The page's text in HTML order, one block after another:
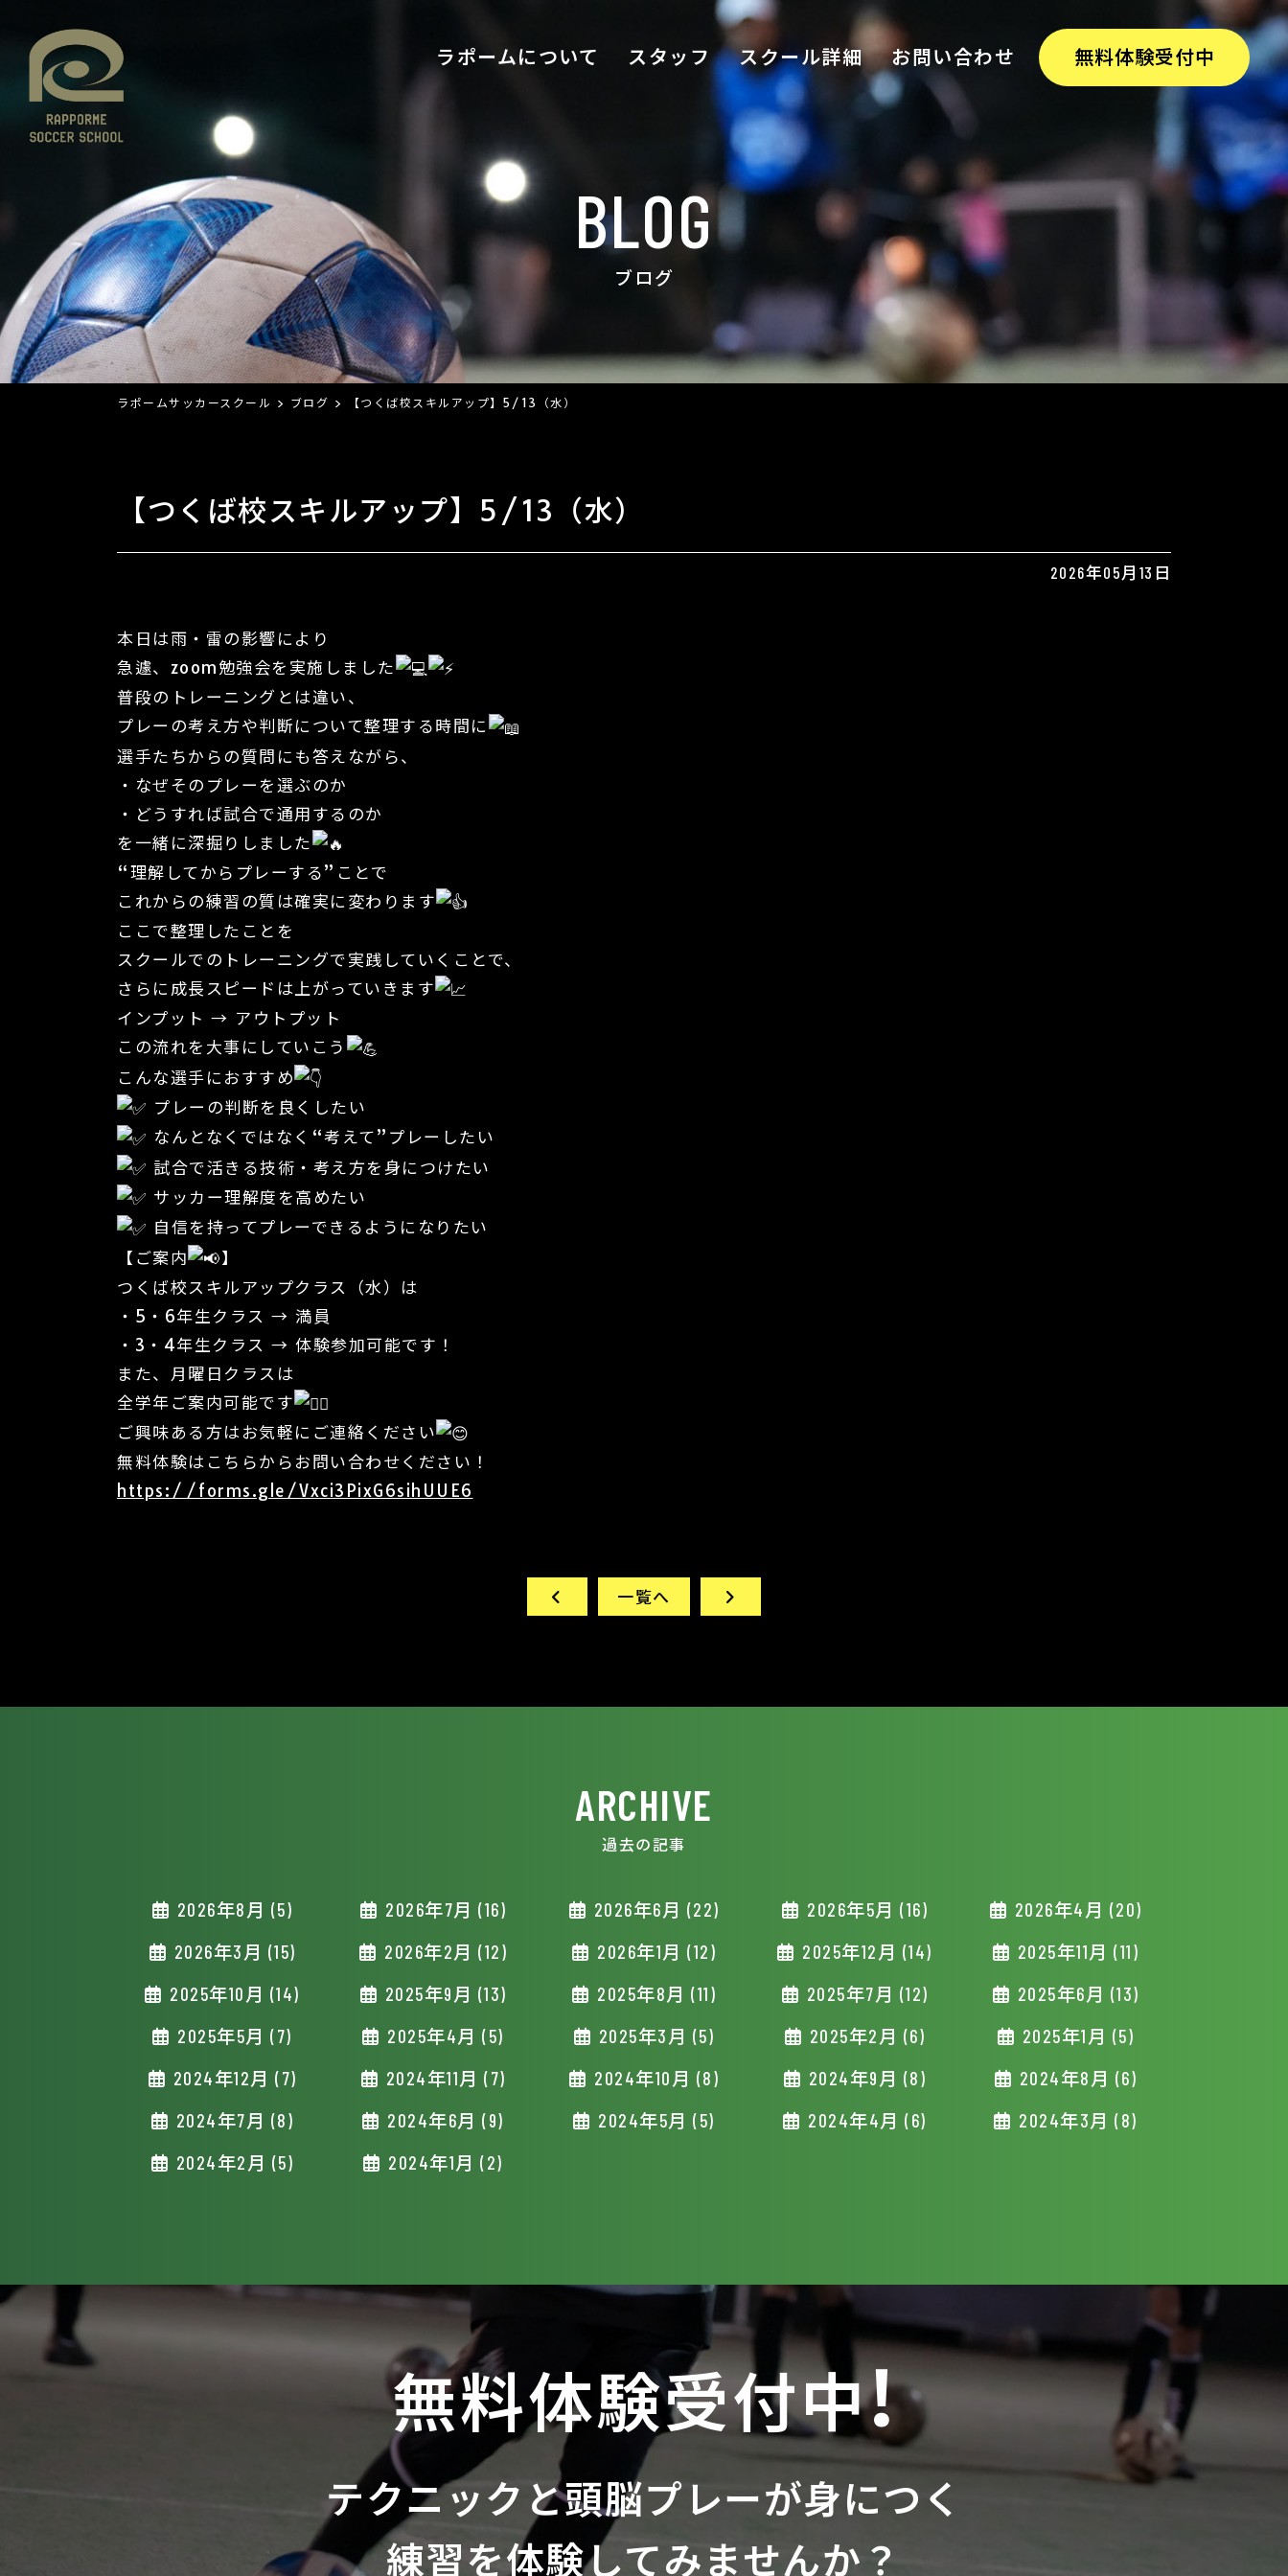
ラポームについて スタッフ スクール詳細 お問い合わせ 無料体験受付中
BLOG
ブログ
ラポームサッカースクール > ブログ > 【つくば校スキルアップ】5/13（水）
【つくば校スキルアップ】5/13（水）
2026年05月13日
本日は雨・雷の影響により
急遽、zoom勉強会を実施しました
普段のトレーニングとは違い、
プレーの考え方や判断について整理する時間に
選手たちからの質問にも答えながら、
・なぜそのプレーを選ぶのか
・どうすれば試合で通用するのか
を一緒に深掘りしました
“理解してからプレーする”ことで
これからの練習の質は確実に変わります
ここで整理したことを
スクールでのトレーニングで実践していくことで、
さらに成長スピードは上がっていきます
インプット → アウトプット
この流れを大事にしていこう
こんな選手におすすめ
プレーの判断を良くしたい
なんとなくではなく“考えて”プレーしたい
試合で活きる技術・考え方を身につけたい
サッカー理解度を高めたい
自信を持ってプレーできるようになりたい
【ご案内
】
つくば校スキルアップクラス（水）は
・5・6年生クラス → 満員
・3・4年生クラス → 体験参加可能です！
また、月曜日クラスは
全学年ご案内可能です
ご興味ある方はお気軽にご連絡ください
無料体験はこちらからお問い合わせください！
https://forms.gle/Vxci3PixG6sihUUE6
一覧へ
ARCHIVE
過去の記事
2026年8月 (5) 2026年7月 (16) 2026年6月 (22) 2026年5月 (16)
2026年4月 (20)
2026年3月 (15)
2026年2月 (12) 2026年1月 (12) 2025年12月 (14)
2025年11月 (11)
2025年10月 (14)
2025年9月 (13) 2025年8月 (11) 2025年7月 (12)
2025年6月 (13)
2025年5月 (7)
2025年4月 (5) 2025年3月 (5) 2025年2月 (6)
2025年1月 (5)
2024年12月 (7)
2024年11月 (7) 2024年10月 (8) 2024年9月 (8)
2024年8月 (6)
2024年7月 (8)
2024年6月 (9) 2024年5月 (5) 2024年4月 (6)
2024年3月 (8)
2024年2月 (5)
2024年1月 (2)
無料体験受付中!
テクニックと頭脳プレーが身につく
練習を体験してみませんか？